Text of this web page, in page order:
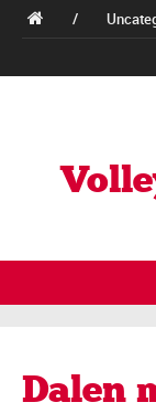
/
Dalen